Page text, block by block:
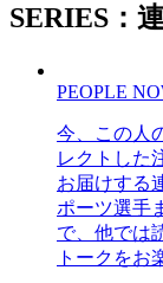
SERIES：
PEOPLE
今、この人
レクトした
お届けする
ポーツ選手
で、他では
トークをお